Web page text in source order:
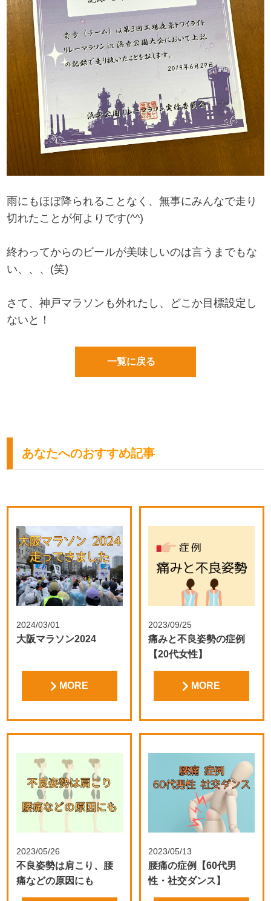
雨にもほぼ降られることなく、無事にみんなで走り
切れたことが何よりです(^^)
終わってからのビールが美味しいのは言うまでもな
い、、、(笑)
さて、神戸マラソンも外れたし、どこか目標設定し
ないと！
一覧に戻る
あなたへのおすすめ記事
2024/03/01
大阪マラソン2024
MORE
2023/09/25
痛みと不良姿勢の症例
【20代女性】
MORE
2023/05/26
不良姿勢は肩こり、腰
痛などの原因にも
2023/05/13
腰痛の症例【60代男
性・社交ダンス】